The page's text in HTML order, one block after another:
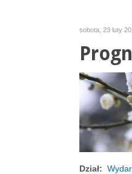
sobota, 23 luty
Dział: